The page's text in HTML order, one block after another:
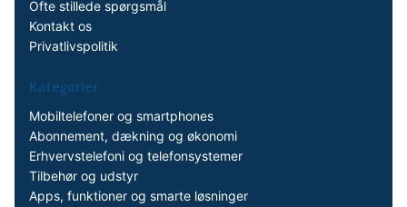
Ofte stillede spørgsmål
Kontakt os
Privatlivspolitik
Kategorier
Mobiltelefoner og smartphones
Abonnement, dækning og økonomi
Erhvervstelefoni og telefonsystemer
Tilbehør og udstyr
Apps, funktioner og smarte løsninger